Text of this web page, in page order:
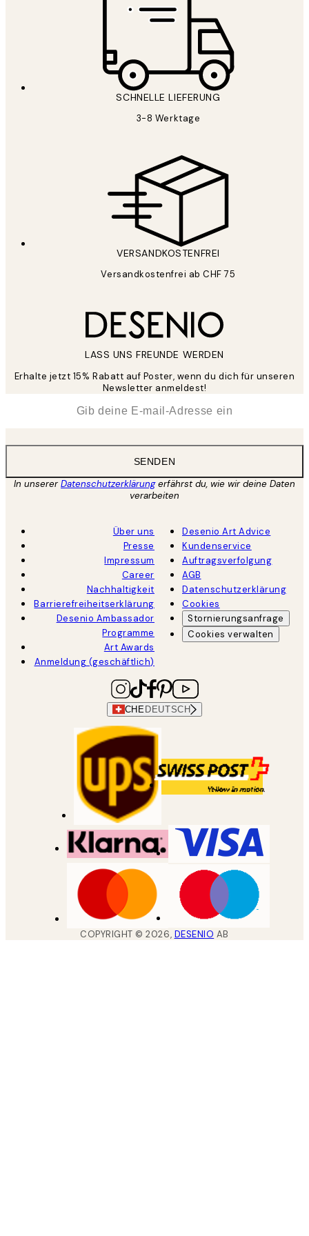
SCHNELLE LIEFERUNG
3-8 Werktage
VERSANDKOSTENFREI
Versandkostenfrei ab CHF 75
LASS UNS FREUNDE WERDEN
Erhalte jetzt 15% Rabatt auf Poster, wenn du dich für unseren
Newsletter anmeldest!
SENDEN
In unsererDatenschutzerklärungerfährst du, wie wir deine Daten
verarbeiten
Über uns
Presse
Impressum
Career
Nachhaltigkeit
Barrierefreiheitserklärung
Desenio Ambassador
Programme
Art Awards
Anmeldung (geschäftlich)
Desenio Art Advice
Kundenservice
Auftragsverfolgung
AGB
Datenschutzerklärung
Cookies
Stornierungsanfrage
Cookies verwalten
CHE DEUTSCH
COPYRIGHT ©2026, DESENIO AB